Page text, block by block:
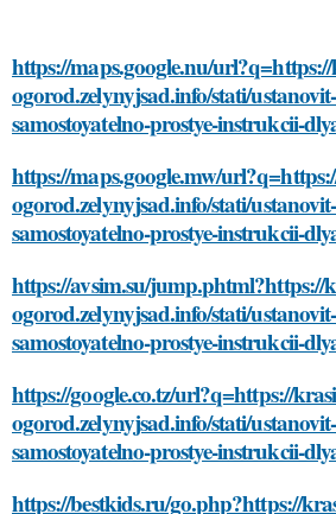
https://maps.google.nu/
ogorod.zelynyjsad.info/stati/
samostoyatelno-prostye-instrukcii-
https://maps.google.mw/
ogorod.zelynyjsad.info/stati/
samostoyatelno-prostye-instrukcii-
https://avsim.su/jump.phtml?https://
ogorod.zelynyjsad.info/stati/
samostoyatelno-prostye-instrukcii-
https://google.co.tz/url?q=https://
ogorod.zelynyjsad.info/stati/
samostoyatelno-prostye-instrukcii-
https://bestkids.ru/go.php?https://